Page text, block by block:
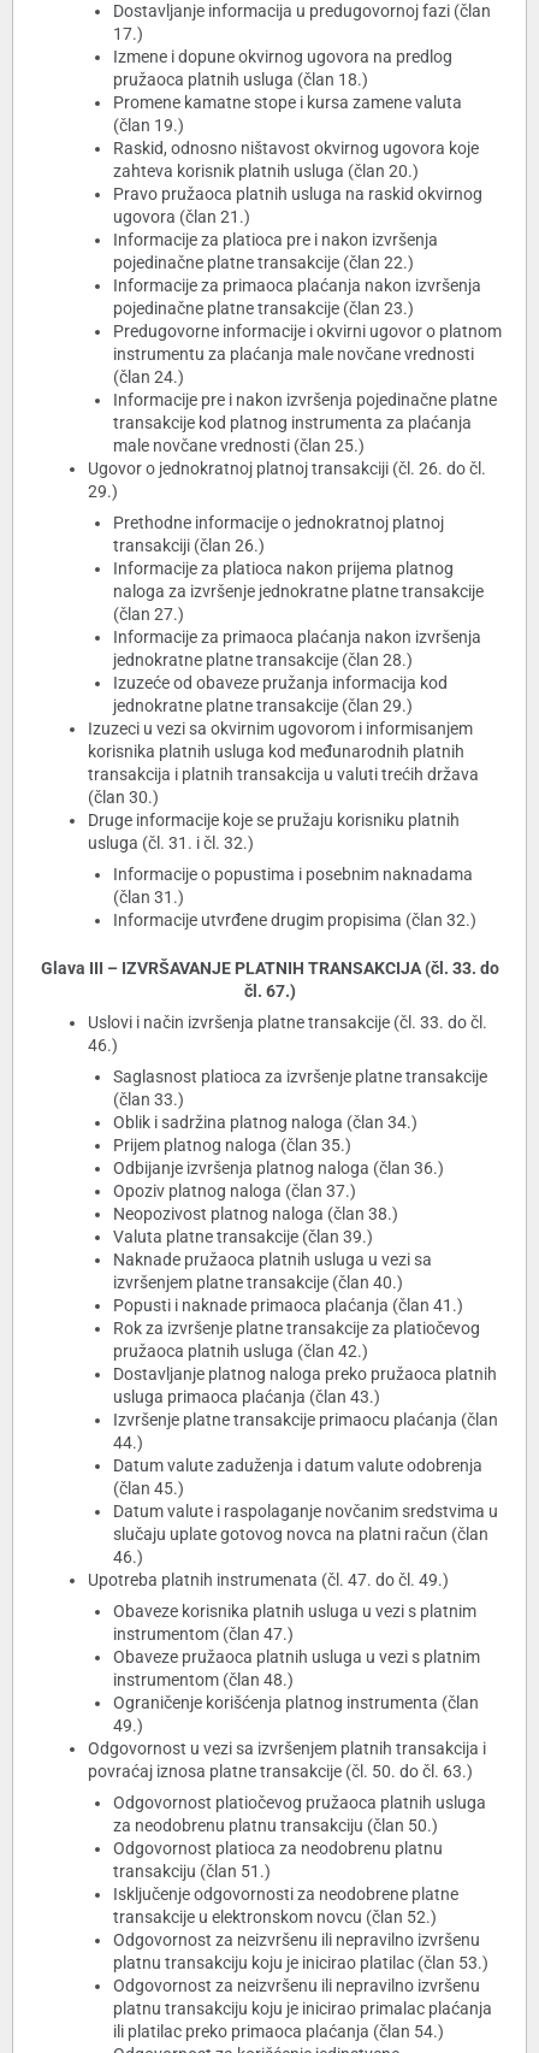
Dostavljanje informacija u predugovornoj fazi (član
17.)
Izmene i dopune okvirnog ugovora na predlog
pružaoca platnih usluga (član 18.)
Promene kamatne stope i kursa zamene valuta
(član 19.)
Raskid, odnosno ništavost okvirnog ugovora koje
zahteva korisnik platnih usluga (član 20.)
Pravo pružaoca platnih usluga na raskid okvirnog
ugovora (član 21.)
Informacije za platioca pre i nakon izvršenja
pojedinačne platne transakcije (član 22.)
Informacije za primaoca plaćanja nakon izvršenja
pojedinačne platne transakcije (član 23.)
Predugovorne informacije i okvirni ugovor o platnom
instrumentu za plaćanja male novčane vrednosti
(član 24.)
Informacije pre i nakon izvršenja pojedinačne platne
transakcije kod platnog instrumenta za plaćanja
male novčane vrednosti (član 25.)
Ugovor o jednokratnoj platnoj transakciji (čl. 26. do čl.
29.)
Prethodne informacije o jednokratnoj platnoj
transakciji (član 26.)
Informacije za platioca nakon prijema platnog
naloga za izvršenje jednokratne platne transakcije
(član 27.)
Informacije za primaoca plaćanja nakon izvršenja
jednokratne platne transakcije (član 28.)
Izuzeće od obaveze pružanja informacija kod
jednokratne platne transakcije (član 29.)
Izuzeci u vezi sa okvirnim ugovorom i informisanjem
korisnika platnih usluga kod međunarodnih platnih
transakcija i platnih transakcija u valuti trećih država
(član 30.)
Druge informacije koje se pružaju korisniku platnih
usluga (čl. 31. i čl. 32.)
Informacije o popustima i posebnim naknadama
(član 31.)
Informacije utvrđene drugim propisima (član 32.)
Glava III – IZVRŠAVANJE PLATNIH TRANSAKCIJA (čl. 33. do
čl. 67.)
Uslovi i način izvršenja platne transakcije (čl. 33. do čl.
46.)
Saglasnost platioca za izvršenje platne transakcije
(član 33.)
Oblik i sadržina platnog naloga (član 34.)
Prijem platnog naloga (član 35.)
Odbijanje izvršenja platnog naloga (član 36.)
Opoziv platnog naloga (član 37.)
Neopozivost platnog naloga (član 38.)
Valuta platne transakcije (član 39.)
Naknade pružaoca platnih usluga u vezi sa
izvršenjem platne transakcije (član 40.)
Popusti i naknade primaoca plaćanja (član 41.)
Rok za izvršenje platne transakcije za platiočevog
pružaoca platnih usluga (član 42.)
Dostavljanje platnog naloga preko pružaoca platnih
usluga primaoca plaćanja (član 43.)
Izvršenje platne transakcije primaocu plaćanja (član
44.)
Datum valute zaduženja i datum valute odobrenja
(član 45.)
Datum valute i raspolaganje novčanim sredstvima u
slučaju uplate gotovog novca na platni račun (član
46.)
Upotreba platnih instrumenata (čl. 47. do čl. 49.)
Obaveze korisnika platnih usluga u vezi s platnim
instrumentom (član 47.)
Obaveze pružaoca platnih usluga u vezi s platnim
instrumentom (član 48.)
Ograničenje korišćenja platnog instrumenta (član
49.)
Odgovornost u vezi sa izvršenjem platnih transakcija i
povraćaj iznosa platne transakcije (čl. 50. do čl. 63.)
Odgovornost platiočevog pružaoca platnih usluga
za neodobrenu platnu transakciju (član 50.)
Odgovornost platioca za neodobrenu platnu
transakciju (član 51.)
Isključenje odgovornosti za neodobrene platne
transakcije u elektronskom novcu (član 52.)
Odgovornost za neizvršenu ili nepravilno izvršenu
platnu transakciju koju je inicirao platilac (član 53.)
Odgovornost za neizvršenu ili nepravilno izvršenu
platnu transakciju koju je inicirao primalac plaćanja
ili platilac preko primaoca plaćanja (član 54.)